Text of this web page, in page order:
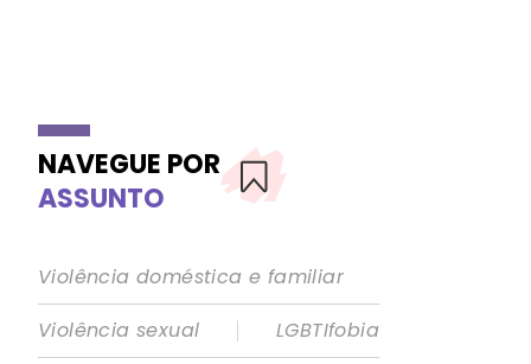
NAVEGUE POR
ASSUNTO
Violência doméstica e familiar
Violência sexual
|
LGBTIfobia